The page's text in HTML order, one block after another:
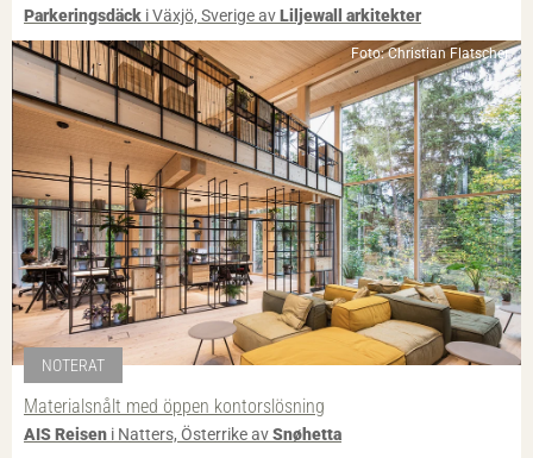
Parkeringsdäck i Växjö, Sverige avLiljewall arkitekter
Foto: Christian Flatscher
NOTERAT
Materialsnålt med öppen kontorslösning
AIS Reisen i Natters, Österrike avSnøhetta